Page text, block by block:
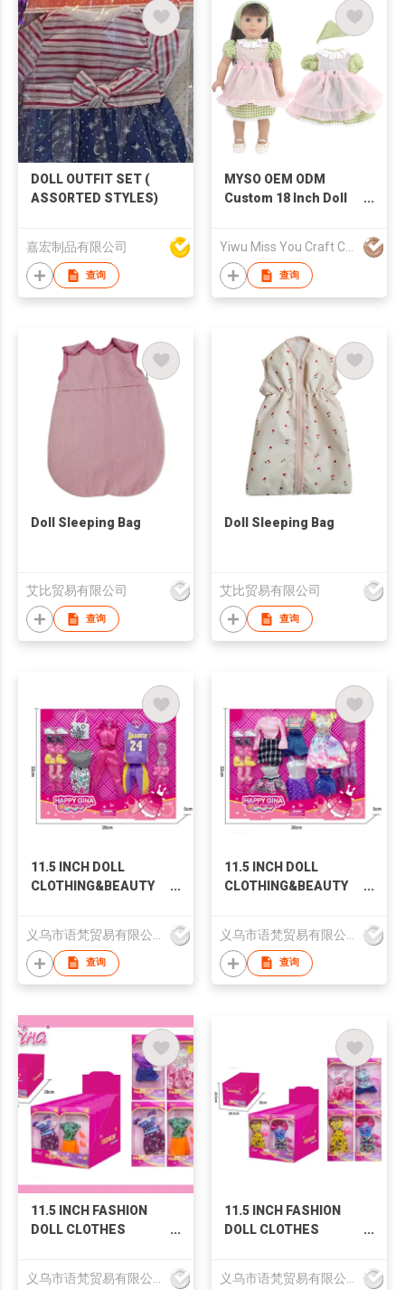
DOLL OUTFIT SET (
ASSORTED STYLES)
嘉宏制品有限公司
查询
MYSO OEM ODM
Custom 18 Inch Doll
and Headscarf
Handmade Toy Outfit
Wholesale
查询
Doll Sleeping Bag
艾比贸易有限公司
查询
Doll Sleeping Bag
艾比贸易有限公司
查询
11.5 INCH DOLL
CLOTHING&BEAUTY
查询
11.5 INCH DOLL
CLOTHING&BEAUTY
查询
11.5 INCH FASHION
DOLL CLOTHES
11.5 INCH FASHION
DOLL CLOTHES